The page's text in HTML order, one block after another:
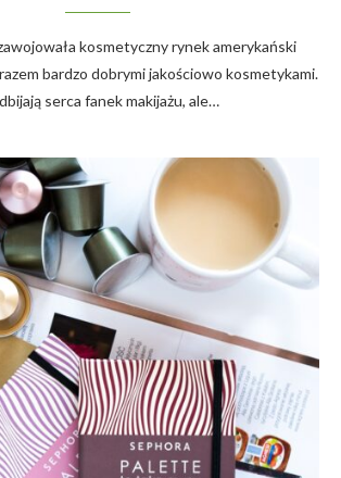
kosmetyczny rynek amerykański
bardzo dobrymi jakościowo kosmetykami.
serca fanek makijażu, ale…